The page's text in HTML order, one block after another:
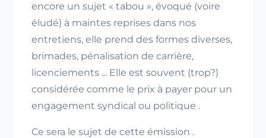
encore un sujet « tabou », évoqué (voire
éludé) à maintes reprises dans nos
entretiens, elle prend des formes diverses,
brimades, pénalisation de carrière,
licenciements ... Elle est souvent (trop?)
considérée comme le prix à payer pour un
engagement syndical ou politique .
Ce sera le sujet de cette émission .